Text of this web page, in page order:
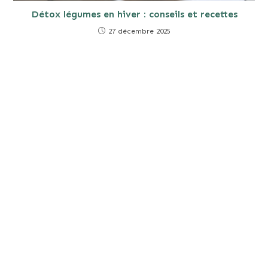
Détox légumes en hiver : conseils et recettes
27 décembre 2025